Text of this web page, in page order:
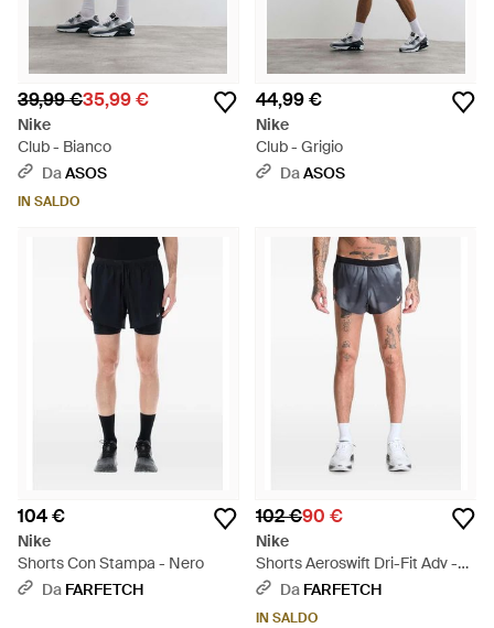
39,99 €35,99 €
Nike
Club - Bianco
DaASOS
IN SALDO
44,99 €
Nike
Club - Grigio
DaASOS
104 €
Nike
Shorts Con Stampa - Nero
Da FARFETCH
102 €90 €
Nike
Shorts Aeroswift Dri-Fit Adv -
Blu Da FARFETCH
IN SALDO